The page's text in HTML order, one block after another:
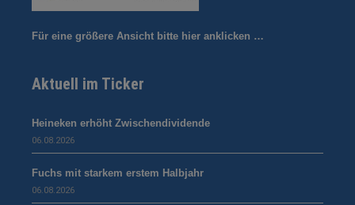
Für eine größere Ansicht bitte hier anklicken …
Aktuell im Ticker
Heineken erhöht Zwischendividende
06.08.2026
Fuchs mit starkem erstem Halbjahr
06.08.2026